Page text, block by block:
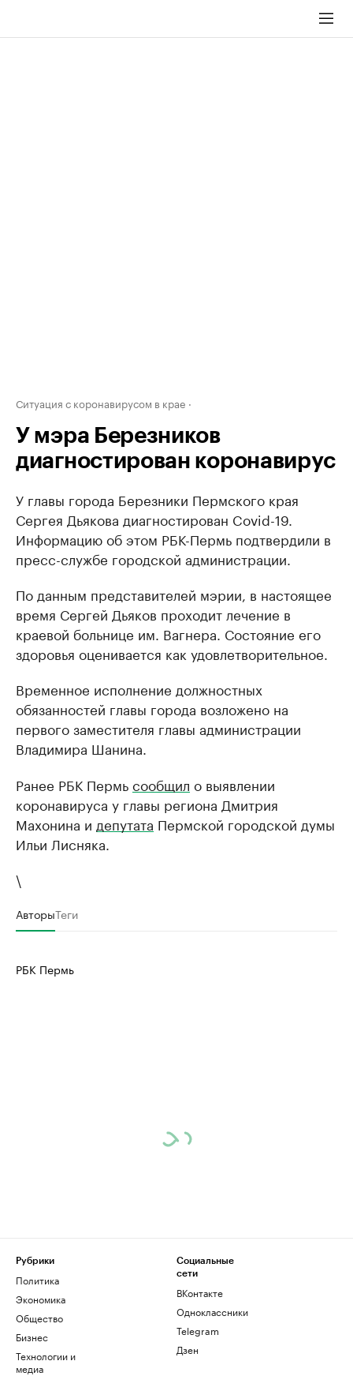
Ситуация с коронавирусом в крае
У мэра Березников
диагностирован коронавирус
У главы города Березники Пермского края
Сергея Дьякова диагностирован Covid-19.
Информацию об этом РБК-Пермь подтвердили в
пресс-службе городской администрации.
По данным представителей мэрии, в настоящее
время Сергей Дьяков проходит лечение в
краевой больнице им. Вагнера. Состояние его
здоровья оценивается как удовлетворительное.
Временное исполнение должностных
обязанностей главы города возложено на
первого заместителя главы администрации
Владимира Шанина.
Ранее РБК Пермьсообщил о выявлении
коронавируса у главы региона Дмитрия
Махонина и депутата Пермской городской думы
Ильи Лисняка.
\
АвторыТеги
РБК Пермь
Рубрики
Политика
Экономика
Общество
Бизнес
Технологии и
медиа
Социальные
сети
ВКонтакте
Одноклассники
Telegram
Дзен